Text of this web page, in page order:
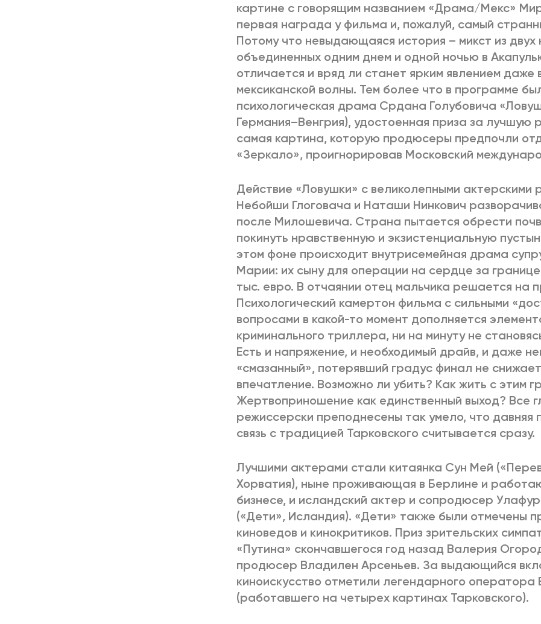
картине с говорящим названием «Драма/Мекс»
первая награда у фильма и, пожалуй, самый
Потому что невыдающаяся история – микст из
объединенных одним днем и одной ночью в
отличается и вряд ли станет ярким явлением даже
мексиканской волны. Тем более что в программе
психологическая драма Срдана Голубовича
Германия–Венгрия), удостоенная приза за лучшую
самая картина, которую продюсеры предпочли
«Зеркало», проигнорировав Московский
Действие «Ловушки» с великолепными актерскими
Небойши Глоговача и Наташи Нинкович
после Милошевича. Страна пытается обрести
покинуть нравственную и экзистенциальную
этом фоне происходит внутрисемейная драма
Марии: их сыну для операции на сердце за
тыс. евро. В отчаянии отец мальчика решается на
Психологический камертон фильма с сильными
вопросами в какой-то момент дополняется
криминального триллера, ни на минуту не
Есть и напряжение, и необходимый драйв, и даже
«смазанный», потерявший градус финал не
впечатление. Возможно ли убить? Как жить с этим
Жертвоприношение как единственный выход? Все
режиссерски преподнесены так умело, что давняя
связь с традицией Тарковского считывается сразу.
Лучшими актерами стали китаянка Сун Мей
Хорватия), ныне проживающая в Берлине и
бизнесе, и исландский актер и сопродюсер
(«Дети», Исландия). «Дети» также были отмечены
киноведов и кинокритиков. Приз зрительских
«Путина» скончавшегося год назад Валерия
продюсер Владилен Арсеньев. За выдающийся
киноискусство отметили легендарного
(работавшего на четырех картинах Тарковского).